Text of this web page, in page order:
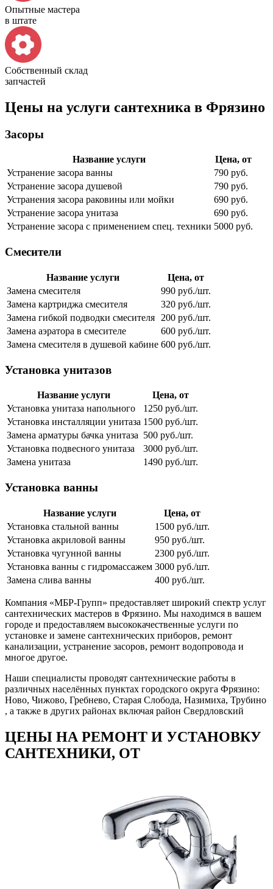
Опытные мастера
в штате
Собственный склад
запчастей
Цены на услуги сантехника в Фрязино
Засоры
Название услуги
Цена, от
Устранение засора ванны
790 руб.
Устранение засора душевой
790 руб.
Устранения засора раковины или мойки
690 руб.
Устранение засора унитаза
690 руб.
Устранение засора с применением спец. техники 5000 руб.
Смесители
Название услуги
Цена, от
Замена смесителя
990 руб./шт.
Замена картриджа смесителя
320 руб./шт.
Замена гибкой подводки смесителя
200 руб./шт.
Замена аэратора в смесителе
600 руб./шт.
Замена смесителя в душевой кабине 600 руб./шт.
Установка унитазов
Название услуги
Цена, от
Установка унитаза напольного
1250 руб./шт.
Установка инсталляции унитаза 1500 руб./шт.
Замена арматуры бачка унитаза 500 руб./шт.
Установка подвесного унитаза
3000 руб./шт.
Замена унитаза
1490 руб./шт.
Установка ванны
Название услуги
Цена, от
Установка стальной ванны
1500 руб./шт.
Установка акриловой ванны
950 руб./шт.
Установка чугунной ванны
2300 руб./шт.
Установка ванны с гидромассажем 3000 руб./шт.
Замена слива ванны
400 руб./шт.
Компания «МБР-Групп» предоставляет широкий спектр услуг
сантехнических мастеров в Фрязино. Мы находимся в вашем
городе и предоставляем высококачественные услуги по
установке и замене сантехнических приборов, ремонт
канализации, устранение засоров, ремонт водопровода и
многое другое.
Наши специалисты проводят сантехнические работы в
различных населённых пунктах городского округа Фрязино:
Ново, Чижово, Гребнево, Старая Слобода, Назимиха, Трубино
, а также в других районах включая район Свердловский
ЦЕНЫ НА РЕМОНТ И УСТАНОВКУ
САНТЕХНИКИ, ОТ